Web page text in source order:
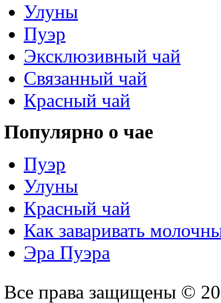
Улуны
Пуэр
Эксклюзивный чай
Связанный чай
Красный чай
Популярно о чае
Пуэр
Улуны
Красный чай
Как заваривать
Эра Пуэра
Все права защищены ©